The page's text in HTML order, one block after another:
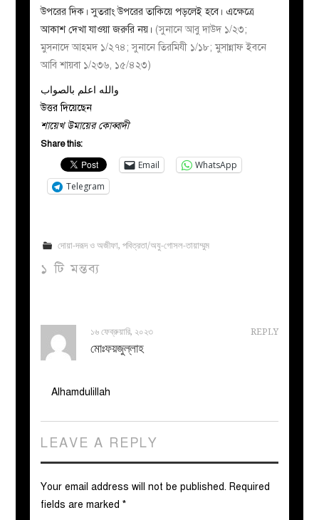
উপরের দিক। সুতরাং উপরের তাকিয়ে পড়লেই হবে। এক্ষেত্রে
আকাশ দেখা যাওয়া জরুরি নয়। (সুনানে আবু দাউদ ১/২৩;
মুসনাদে আহমদ ১/২৭৪; সুনানে তিরমিযী ১/১৮; মুসান্নাফ ইবনে
আবি শায়বা ১/২৩৬, ১৫/৪২৩)
والله اعلم بالصواب
উত্তর দিয়েছেন
শায়েখ উমায়ের কোব্বাদী
Share this:
Email
WhatsApp
Telegram
দোয়া-দরূদ ও অজীফা, পবিত্রতা/অযু-গোসল-তায়াম্মুম
১ টি মন্তব্য
REPLY
১৬ ফেব্রুয়ারি, ২০২৩
মোঃফয়জুল্লাহ
Alhamdulillah
LEAVE A REPLY
Your email address will not be published. Required
fields are marked*